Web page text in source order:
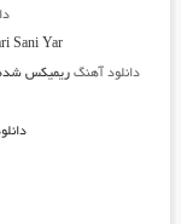
Sani Yar
دانلود آهنگریمیکس شده